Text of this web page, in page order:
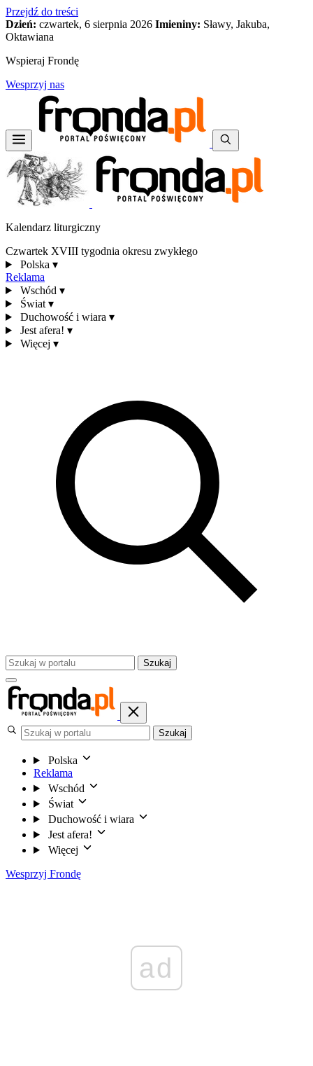
Przejdź do treści
Dzień: czwartek, 6 sierpnia 2026 Imieniny: Sławy, Jakuba,
Oktawiana
Wspieraj Frondę
Wesprzyj nas
Kalendarz liturgiczny
Czwartek XVIII tygodnia okresu zwykłego
Polska ▾
Reklama
Wschód ▾
Świat ▾
Duchowość i wiara ▾
Jest afera! ▾
Więcej ▾
Szukaj
Szukaj
Polska
Reklama
Wschód
Świat
Duchowość i wiara
Jest afera!
Więcej
Wesprzyj Frondę
ad